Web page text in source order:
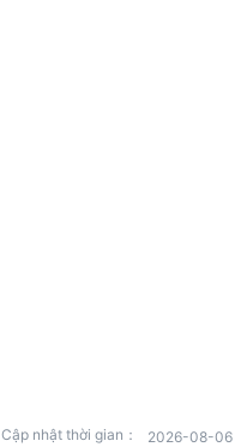
Cập nhật thời gian： 2026-08-06